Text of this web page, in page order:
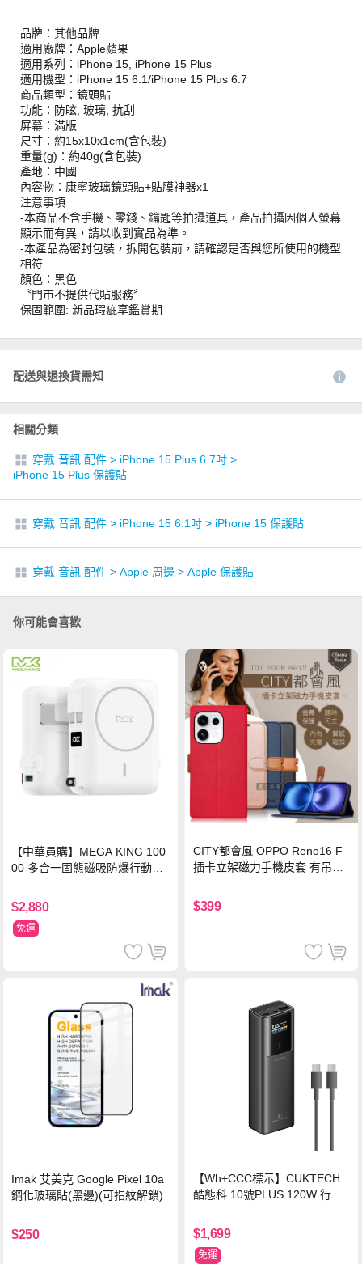
品牌：其他品牌
適用廠牌：Apple蘋果
適用系列：iPhone 15, iPhone 15 Plus
適用機型：iPhone 15 6.1/iPhone 15 Plus 6.7
商品類型：鏡頭貼
功能：防眩, 玻璃, 抗刮
屏幕：滿版
尺寸：約15x10x1cm(含包裝)
重量(g)：約40g(含包裝)
產地：中國
內容物：康寧玻璃鏡頭貼+貼膜神器x1
注意事項
-本商品不含手機、零錢、鑰匙等拍攝道具，產品拍攝因個人螢幕
顯示而有異，請以收到實品為準。
-本產品為密封包裝，拆開包裝前，請確認是否與您所使用的機型
相符
顏色：黑色
〝門市不提供代貼服務〞
保固範圍: 新品瑕疵享鑑賞期
配送與退換貨需知
相關分類
穿戴 音訊 配件 > iPhone 15 Plus 6.7吋 >
iPhone 15 Plus 保護貼
穿戴 音訊 配件 > iPhone 15 6.1吋 > iPhone 15 保護貼
穿戴 音訊 配件 > Apple 周邊 > Apple 保護貼
你可能會喜歡
【中華員購】MEGA KING 100
00 多合一固態磁吸防爆行動電
$2,880
免運
CITY都會風 OPPO Reno16 F
插卡立架磁力手機皮套 有吊飾
$399
Imak 艾美克 Google Pixel 10a
鋼化玻璃貼(黑邊)(可指紋解鎖)
$250
【Wh+CCC標示】CUKTECH
酷態科 10號PLUS 120W 行動
色
$1,699
免運